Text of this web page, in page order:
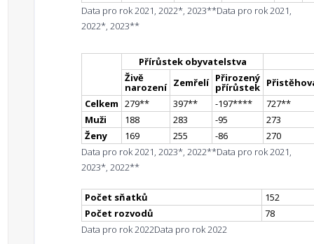
Data pro rok 2021, 2022*, 2023**Data pro rok 2021,
2022*, 2023**
Přírůstek obyvatelstva
Živě
narození Zemřelí Přirozený
přírůstek
Celkem 279** 397** -197**** 727**
Muži
188 283 -95
273
Ženy
169 255 -86
270
Data pro rok 2021, 2023*, 2022**Data pro rok 2021,
2023*, 2022**
Počet sňatků
152
Počet rozvodů
78
Data pro rok 2022Data pro rok 2022